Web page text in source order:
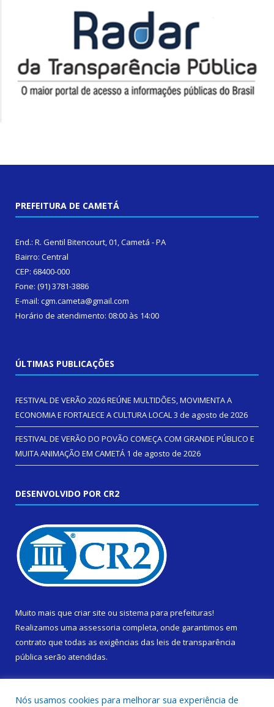
PREFEITURA DE CAMETÁ
End.: R. Gentil Bitencourt, 01, Cametá - PA
Bairro: Central
CEP: 68400-000
Fone: (91) 3781-3886
E-mail: cgm.cameta@gmail.com
Horário de atendimento: 08:00 às 14:00
ÚLTIMAS PUBLICAÇÕES
FESTIVAL DE VERÃO 2026 REÚNE MULTIDÕES, MOVIMENTA A
ECONOMIA E FORTALECE A CULTURA LOCAL3 de agosto de 2026
FESTIVAL DE VERÃO DO POVÃO COMEÇA COM GRANDE PÚBLICO E
MUITA ANIMAÇÃO EM CAMETÁ 1 de agosto de 2026
DESENVOLVIDO POR CR2
Muito mais que criar site ou sistema para prefeituras!
Realizamos uma assessoria completa, onde garantimos em
contrato que todas as exigências das leis de transparência
pública serão atendidas.
Nós usamos cookies para melhorar sua experiência de